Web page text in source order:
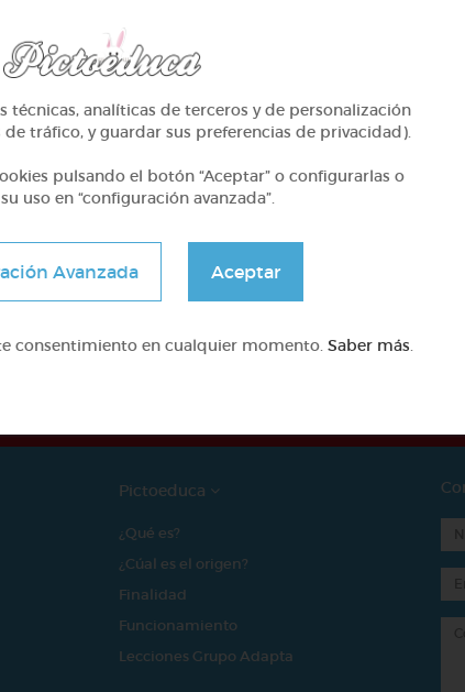
posible gracias al mecenazgo de la
Pictoeduca
¿Qué es?
¿Cúal es el origen?
Finalidad
Funcionamiento
Lecciones Grupo Adapta
técnicas, analíticas de terceros y de personalización
tráfico, y guardar sus preferencias de privacidad).
pulsando el botón “Aceptar” o configurarlas o
uso en “configuración avanzada”.
Avanzada Aceptar
consentimiento en cualquier momento. Saber más.